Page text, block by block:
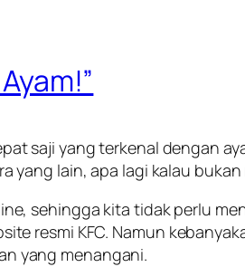
saji yang terkenal dengan
yang lain, apa lagi kalau
sehingga kita tidak perlu
resmi KFC. Namun
yang menangani.